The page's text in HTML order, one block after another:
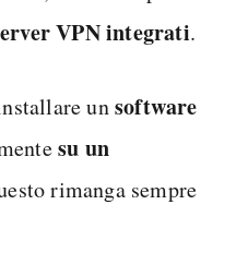
VPN integrati.
unsoftware
su un
rimanga sempre